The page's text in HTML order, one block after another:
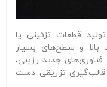
قطعات تزئینی یا
بالا و سطح‌های بسیار
جدید رزینی،
تزریقی دست